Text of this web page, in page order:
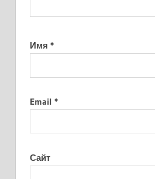
Имя *
Email *
Сайт